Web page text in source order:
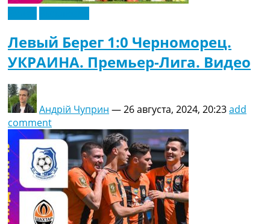
Левый Берег 1:0 Черноморец.
УКРАИНА. Премьер-Лига. Видео
Андрій Чуприн —26 августа, 2024, 20:23add
comment